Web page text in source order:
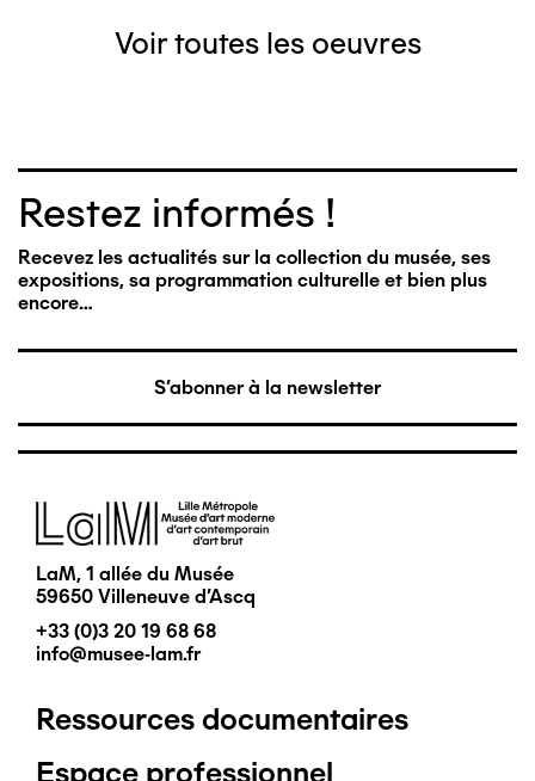
Voir toutes les oeuvres
Restez informés !
Recevez les actualités sur la collection du musée, ses
expositions, sa programmation culturelle et bien plus
encore…
S'abonner à la newsletter
Image
LaM, 1 allée du Musée
59650 Villeneuve d'Ascq
+33 (0)3 20 19 68 68
info@musee-lam.fr
Pied
Ressources documentaires
Espace professionnel